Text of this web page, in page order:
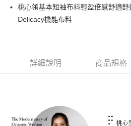
Apple Pay
悠遊付
ATM付款
每筆NT$60，滿NT$1,000(含以上)免運費
桃心領基本短袖布料輕盈倍感舒適
Delicacy機能布料
詳細說明 商品規格